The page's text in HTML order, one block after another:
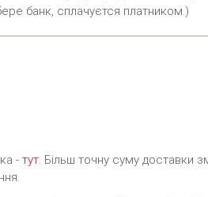
банк, сплачуєтся платником.)
- тут. Більш точну суму доставки